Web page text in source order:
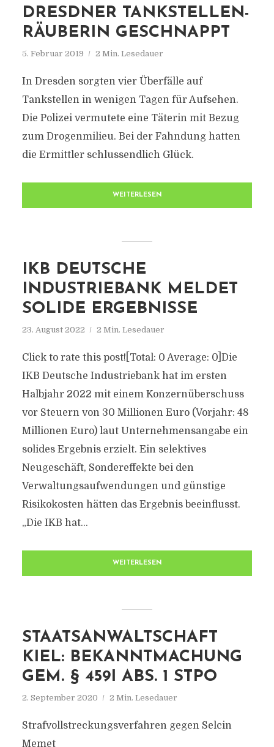
DRESDNER TANKSTELLEN-
RÄUBERIN GESCHNAPPT
5. Februar 2019 2 Min. Lesedauer
In Dresden sorgten vier Überfälle auf
Tankstellen in wenigen Tagen für Aufsehen.
Die Polizei vermutete eine Täterin mit Bezug
zum Drogenmilieu. Bei der Fahndung hatten
die Ermittler schlussendlich Glück.
WEITERLESEN
IKB DEUTSCHE
INDUSTRIEBANK MELDET
SOLIDE ERGEBNISSE
23. August 2022 2 Min. Lesedauer
Click to rate this post![Total: 0 Average: 0]Die
IKB Deutsche Industriebank hat im ersten
Halbjahr 2022 mit einem Konzernüberschuss
vor Steuern von 30 Millionen Euro (Vorjahr: 48
Millionen Euro) laut Unternehmensangabe ein
solides Ergebnis erzielt. Ein selektives
Neugeschäft, Sondereffekte bei den
Verwaltungsaufwendungen und günstige
Risikokosten hätten das Ergebnis beeinflusst.
„Die IKB hat...
WEITERLESEN
STAATSANWALTSCHAFT
KIEL: BEKANNTMACHUNG
GEM. § 459I ABS. 1 STPO
2. September 2020 2 Min. Lesedauer
Strafvollstreckungsverfahren gegen Selcin
Memet